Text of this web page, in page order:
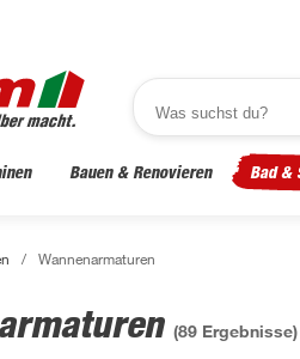
Bauen & Renovieren Bad &
/ Wannenarmaturen
(89 Ergebnisse)